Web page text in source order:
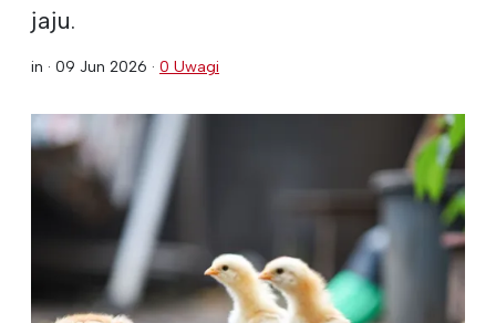
jaju.
in · 09 Jun 2026 · 0 Uwagi